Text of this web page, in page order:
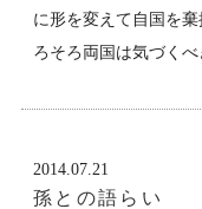
に形を変えて自国を
ろそろ両国は気づくべ
2014.07.21
孫との語らい